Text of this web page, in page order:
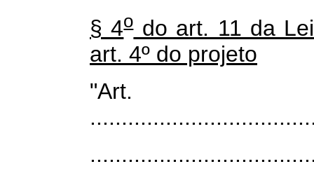
§ 4odo art. 11 da
art. 4º do projeto